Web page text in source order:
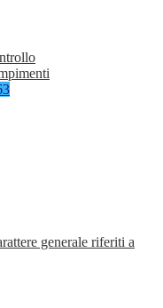
generale riferiti a